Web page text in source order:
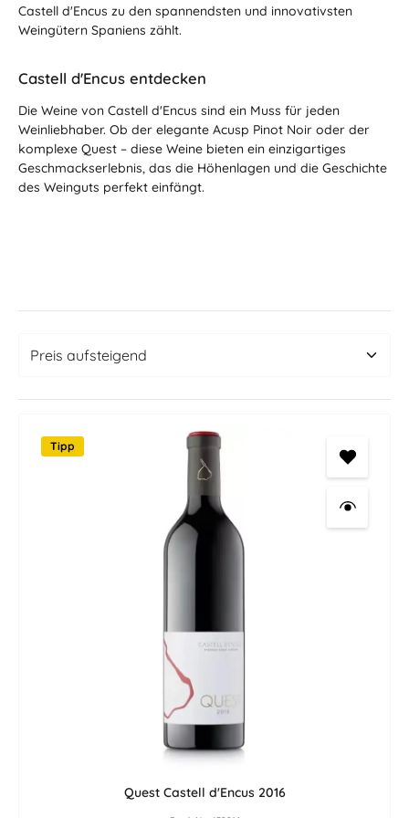
Castell d'Encus zu den spannendsten und innovativsten
Weingütern Spaniens zählt.
Castell d'Encus entdecken
Die Weine von Castell d'Encus sind ein Muss für jeden
Weinliebhaber. Ob der elegante Acusp Pinot Noir oder der
komplexe Quest – diese Weine bieten ein einzigartiges
Geschmackserlebnis, das die Höhenlagen und die Geschichte
des Weinguts perfekt einfängt.
Tipp
Quest Castell d'Encus 2016